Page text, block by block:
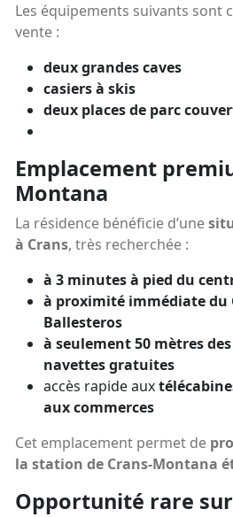
Les équipements suivants sont
vente :
deux grandes caves
casiers à skis
deux places de parc
Emplacement
Montana
La résidence bénéficie d’une
à Crans, très recherchée :
à 3 minutes à pied du
à proximité immédiate du
Ballesteros
à seulement 50 mètres
navettes gratuites
accès rapide aux
aux commerces
Cet emplacement permet de
la station de Crans-Montana
Opportunité rare